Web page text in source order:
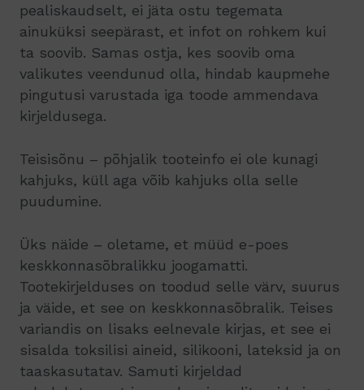
pealiskaudselt, ei jäta ostu tegemata
ainuküksi seepärast, et infot on rohkem kui
ta soovib. Samas ostja, kes soovib oma
valikutes veendunud olla, hindab kaupmehe
pingutusi varustada iga toode ammendava
kirjeldusega.
Teisisõnu – põhjalik tooteinfo ei ole kunagi
kahjuks, küll aga võib kahjuks olla selle
puudumine.
Üks näide – oletame, et müüd e-poes
keskkonnasõbralikku joogamatti.
Tootekirjelduses on toodud selle värv, suurus
ja väide, et see on keskkonnasõbralik. Teises
variandis on lisaks eelnevale kirjas, et see ei
sisalda toksilisi aineid, silikooni, lateksid ja on
taaskasutatav. Samuti kirjeldad